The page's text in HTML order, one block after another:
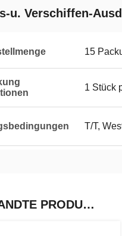
u. Verschiffen-
15
1 Stück
T/T,
VERWANDTE PRODUKTE